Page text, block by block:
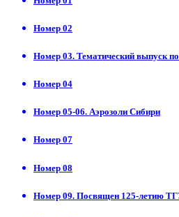
Номер 02
Номер 03. Тематический выпуск
Номер 04
Номер 05-06. Аэрозоли Сибири
Номер 07
Номер 08
Номер 09. Посвящен 125-летию